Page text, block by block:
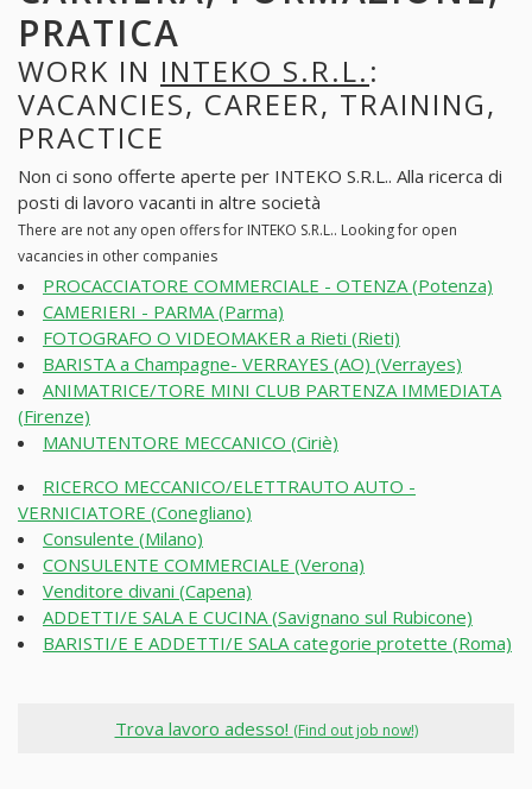
PRATICA
WORK IN INTEKO S.R.L.:
VACANCIES, CAREER, TRAINING,
PRACTICE
Non ci sono offerte aperte per INTEKO S.R.L.. Alla ricerca di
posti di lavoro vacanti in altre società
There are not any open offers for INTEKO S.R.L.. Looking for open
vacancies in other companies
PROCACCIATORE COMMERCIALE - OTENZA (Potenza)
CAMERIERI - PARMA (Parma)
FOTOGRAFO O VIDEOMAKER a Rieti (Rieti)
BARISTA a Champagne- VERRAYES (AO) (Verrayes)
ANIMATRICE/TORE MINI CLUB PARTENZA IMMEDIATA
(Firenze)
MANUTENTORE MECCANICO (Ciriè)
RICERCO MECCANICO/ELETTRAUTO AUTO -
VERNICIATORE (Conegliano)
Consulente (Milano)
CONSULENTE COMMERCIALE (Verona)
Venditore divani (Capena)
ADDETTI/E SALA E CUCINA (Savignano sul Rubicone)
BARISTI/E E ADDETTI/E SALA categorie protette (Roma)
Trova lavoro adesso! (Find out job now!)